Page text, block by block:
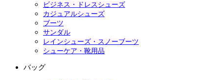
ビジネス・ドレスシューズ
カジュアルシューズ
ブーツ
サンダル
レインシューズ・スノーブーツ
シューケア・靴用品
バッグ